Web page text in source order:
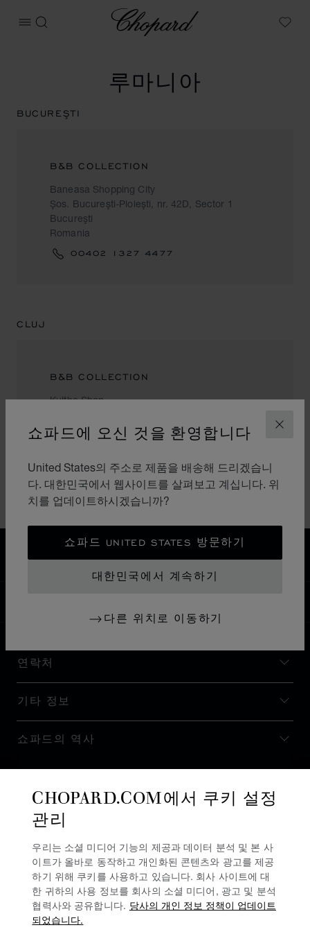
닫기
쇼파드에 오신 것을 환영합니다
United States의 주소로 제품을 배송해 드리겠습니
다. 대한민국에서 웹사이트를 살펴보고 계십니다. 위
치를 업데이트하시겠습니까?
쇼파드 UNITED STATES 방문하기
대한민국에서 계속하기
다른 위치로 이동하기
메뉴 열기
검색
Chopard
My
루마니아
BUCUREŞTI
B&B COLLECTION
Baneasa Shopping City
Şos. Bucureşti-Ploieşti, nr. 42D, Sector 1
Bucureşti
Romania
00402 1327 4477
CLUJ
B&B COLLECTION
Kultho Shop
407280, Cluj
Romania
+40 731 600 893
매장 찾기 유럽 루마니아
연락처
기타 정보
쇼파드의 역사
뉴스레터 구독
CHOPARD.COM에서 쿠키 설정
관리
우리는 소셜 미디어 기능의 제공과 데이터 분석 및 본 사
이트가 올바로 동작하고 개인화된 콘텐츠와 광고를 제공
하기 위해 쿠키를 사용하고 있습니다. 회사 사이트에 대
한 귀하의 사용 정보를 회사의 소셜 미디어, 광고 및 분석
협력사와 공유합니다. 당사의 개인 정보 정책이 업데이트
되었습니다.